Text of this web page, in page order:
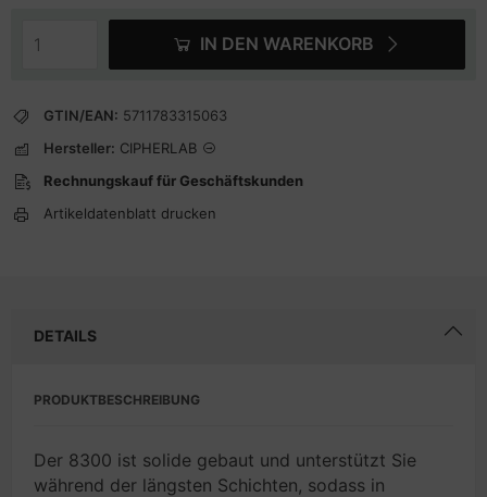
IN DEN WARENKORB
GTIN/EAN: 5711783315063
Hersteller: CIPHERLAB
Rechnungskauf für Geschäftskunden
Artikeldatenblatt drucken
DETAILS
PRODUKTBESCHREIBUNG
Der 8300 ist solide gebaut und unterstützt Sie
während der längsten Schichten, sodass in